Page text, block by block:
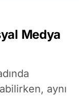
Medya
aynı